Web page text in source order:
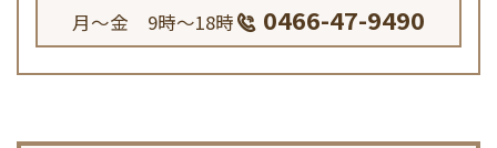
月～金 9時～18時
0466-47-9490